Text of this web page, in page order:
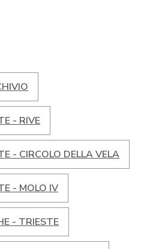
- RIVE
- CIRCOLO DELLA VELA
- MOLO IV
- TRIESTE